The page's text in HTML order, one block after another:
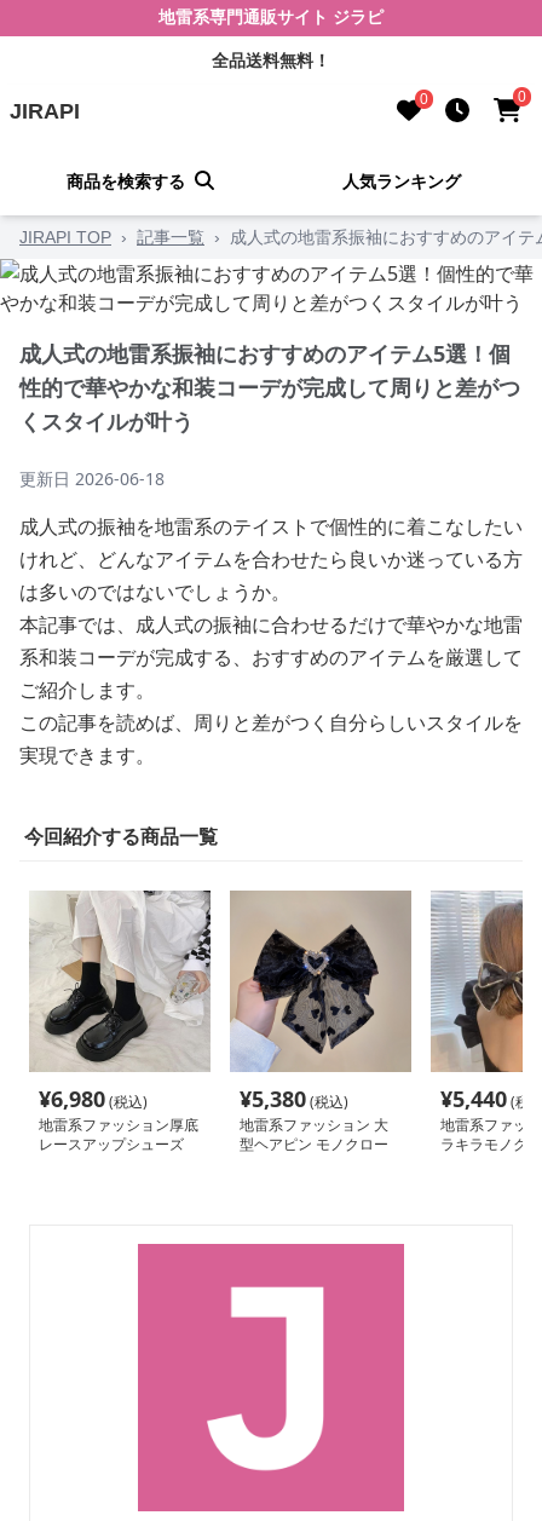
地雷系専門通販サイト ジラピ
全品送料無料！
JIRAPI 0 0
商品を検索する 人気ランキング
JIRAPI TOP › 記事一覧 › 成人式の地雷系振袖におすすめのアイ
成人式の地雷系振袖におすすめのアイテム5選！個
性的で華やかな和装コーデが完成して周りと差がつ
くスタイルが叶う
更新日 2026-06-18
成人式の振袖を地雷系のテイストで個性的に着こなしたい
けれど、どんなアイテムを合わせたら良いか迷っている方
は多いのではないでしょうか。
本記事では、成人式の振袖に合わせるだけで華やかな地雷
系和装コーデが完成する、おすすめのアイテムを厳選して
ご紹介します。
この記事を読めば、周りと差がつく自分らしいスタイルを
実現できます。
今回紹介する商品一覧
¥6,980(税込)
地雷系ファッション厚底
レースアップシューズ
¥5,380(税込)
地雷系ファッション 大
型ヘアピン モノクロー
¥5,440(税
地雷系ファッ
ラキラモノク